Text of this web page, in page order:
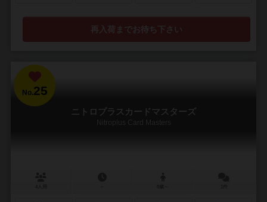
再入荷までお待ち下さい
No.25
ニトロプラスカードマスターズ
Nitroplus Card Masters